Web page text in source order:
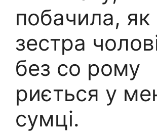
побачила, як
зестра
без со рому
риється у
сумці.